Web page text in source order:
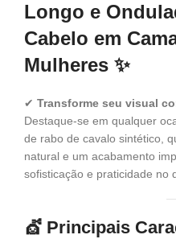
Longo e
Cabelo em
Mulheres ✨
✔ Transforme seu visual
Destaque-se em qualquer
de rabo de cavalo sintético,
natural e um acabamento
sofisticação e praticidade no
💇 Principais